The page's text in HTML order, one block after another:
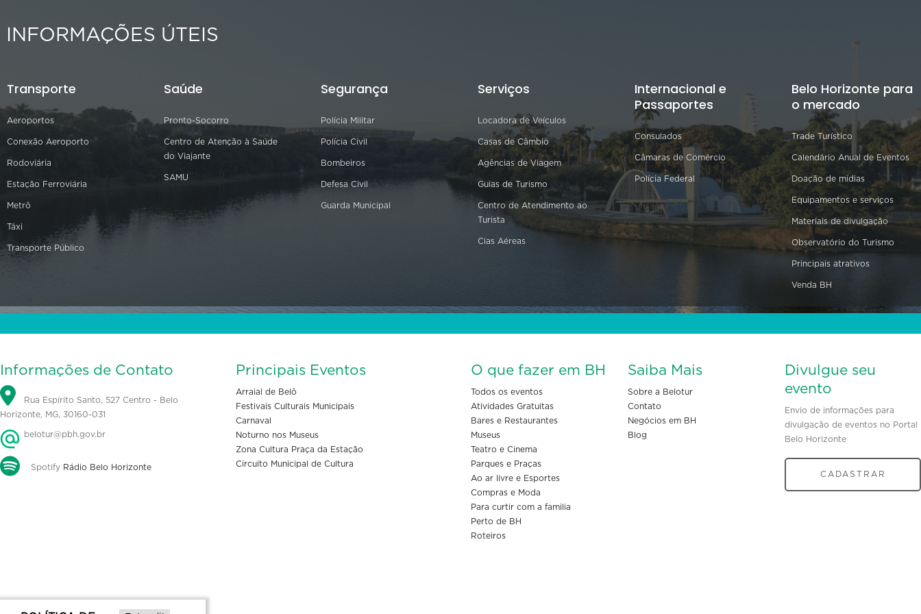
INFORMAÇÕES ÚTEIS
Transporte
Aeroportos
Conexão Aeroporto
Rodoviária
Estação Ferroviária
Metrô
Táxi
Transporte Público
Saúde
Pronto-Socorro
Centro de Atenção à Saúde
do Viajante
SAMU
Segurança
Polícia Militar
Polícia Civil
Bombeiros
Defesa Civil
Guarda Municipal
Serviços
Locadora de Veículos
Casas de Câmbio
Agências de Viagem
Guias de Turismo
Centro de Atendimento ao
Turista
Cias Aéreas
Internacional e
Passaportes
Consulados
Câmaras de Comércio
Polícia Federal
Belo Horizonte para
o mercado
Trade Turístico
Calendário Anual de Eventos
Doação de mídias
Equipamentos e serviços
Materiais de divulgação
Observatório do Turismo
Principais atrativos
Venda BH
Informações de Contato
Rua Espírito Santo, 527 Centro - Belo
Horizonte, MG, 30160-031
belotur@pbh.gov.br
Spotify Rádio Belo Horizonte
Principais Eventos
Arraial de Belô
Festivais Culturais Municipais
Carnaval
Noturno nos Museus
Zona Cultura Praça da Estação
Circuito Municipal de Cultura
O que fazer em BH
Todos os eventos
Atividades Gratuitas
Bares e Restaurantes
Museus
Teatro e Cinema
Parques e Praças
Ao ar livre e Esportes
Compras e Moda
Para curtir com a familia
Perto de BH
Roteiros
Saiba Mais
Sobre a Belotur
Contato
Negócios em BH
Blog
Divulgue seu
evento
Envio de informações para
divulgação de eventos no Portal
Belo Horizonte
CADASTRAR